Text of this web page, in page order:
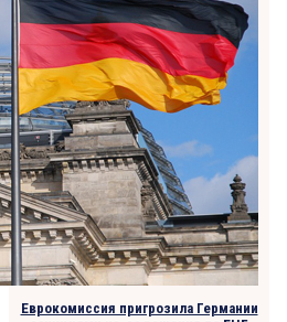
Еврокомиссия пригрозила Германии